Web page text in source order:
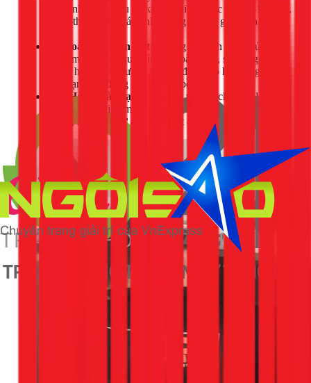
cả cá nhân tôi, đều có kinh nghiệm thực tế từ 5-10 năm,
xử lý thành thạo các tình huống từ đơn giản đến phức
An Toàn Là Trên Hết:
Chúng tôi luôn tuân thủ
nghiêm ngặt các quy trình an toàn điện, sử dụng vật tư
chính hãng, chất lượng cao để đảm bảo hệ thống điện
nhà bạn hoạt động ổn định và bền bỉ.
Bảo Hành Dài Hạn:
Mọi dịch vụ sửa chữa và lắp đặt
tại 1Fix đều đi kèm chính sách bảo hành lên đến 12
tháng, mang lại sự an tâm tuyệt đối cho khách hàng.